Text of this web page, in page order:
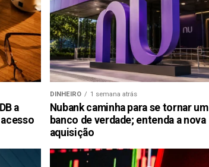
a
DINHEIRO 1 semana atrás
Nubank caminha para se tornar um
banco de verdade; entenda a nova
aquisição